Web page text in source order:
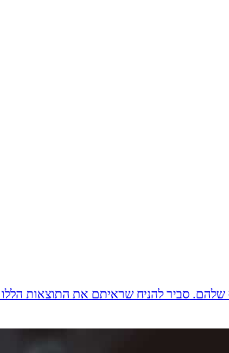
שלהם. סביר להניח שראיתם את התוצאות